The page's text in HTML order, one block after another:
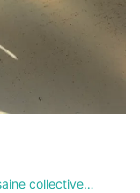
collective…